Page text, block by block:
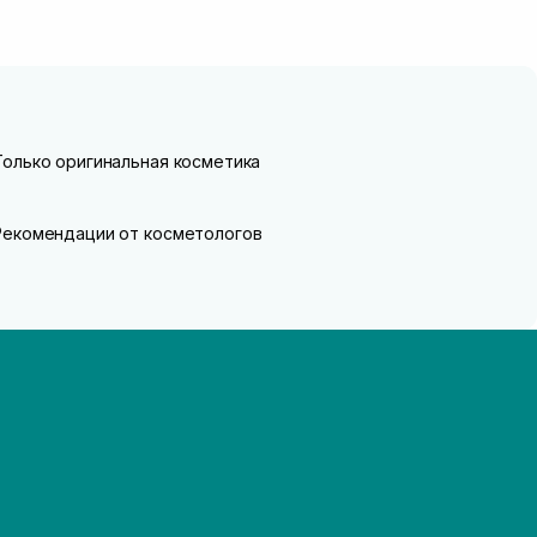
оригинальная косметика
от косметологов